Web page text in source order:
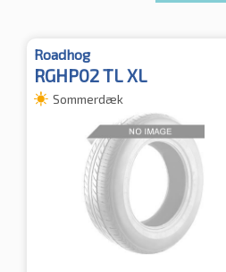
Roadhog
RGHP02 TL XL
Sommerdæk